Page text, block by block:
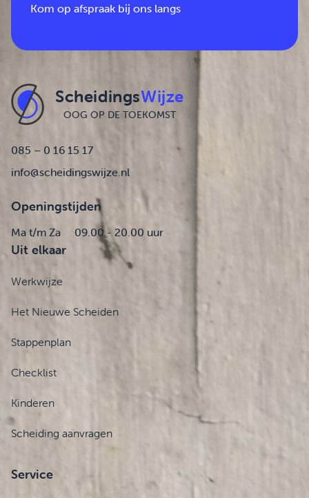
Kom op afspraak bij ons langs
ScheidingsWijze
OOG OP DE TOEKOMST
085 – 0 16 15 17
info@scheidingswijze.nl
Openingstijden
Ma t/m Za 09.00 - 20.00 uur
Uit elkaar
Werkwijze
Het Nieuwe Scheiden
Stappenplan
Checklist
Kinderen
Scheiding aanvragen
Service